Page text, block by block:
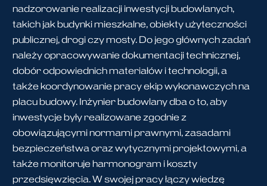
nadzorowanie realizacji inwestycji budowlanych,
takich jak budynki mieszkalne, obiekty użyteczności
publicznej, drogi czy mosty. Do jego głównych zadań
należy opracowywanie dokumentacji technicznej,
dobór odpowiednich materiałów i technologii, a
także koordynowanie pracy ekip wykonawczych na
placu budowy. Inżynier budowlany dba o to, aby
inwestycje były realizowane zgodnie z
obowiązującymi normami prawnymi, zasadami
bezpieczeństwa oraz wytycznymi projektowymi, a
także monitoruje harmonogram i koszty
przedsięwzięcia. W swojej pracy łączy wiedzę